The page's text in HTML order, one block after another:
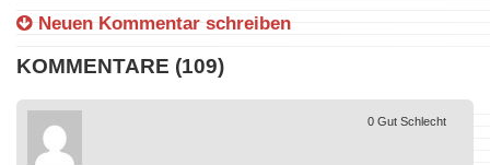
Neuen Kommentar schreiben
KOMMENTARE (109)
0 Gut Schlecht